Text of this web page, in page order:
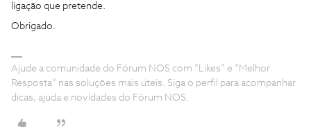
ligação que pretende.
Obrigado.
Ajude a comunidade do Fórum NOS com “Likes” e “Melhor
Resposta” nas soluções mais úteis. Siga o perfil para acompanhar
dicas, ajuda e novidades do Fórum NOS.